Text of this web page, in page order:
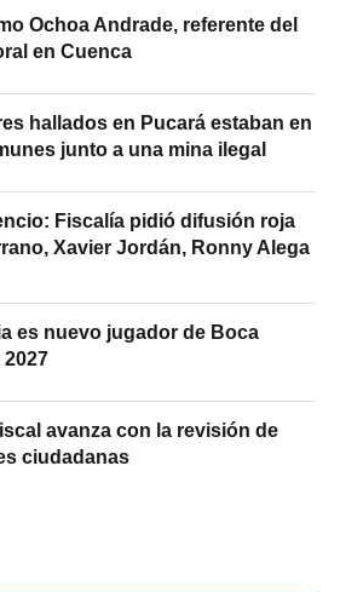
Ochoa Andrade, referente del
en Cuenca
hallados en Pucará estaban en
junto a una mina ilegal
Fiscalía pidió difusión roja
Xavier Jordán, Ronny Alega
es nuevo jugador de Boca
avanza con la revisión de
ciudadanas